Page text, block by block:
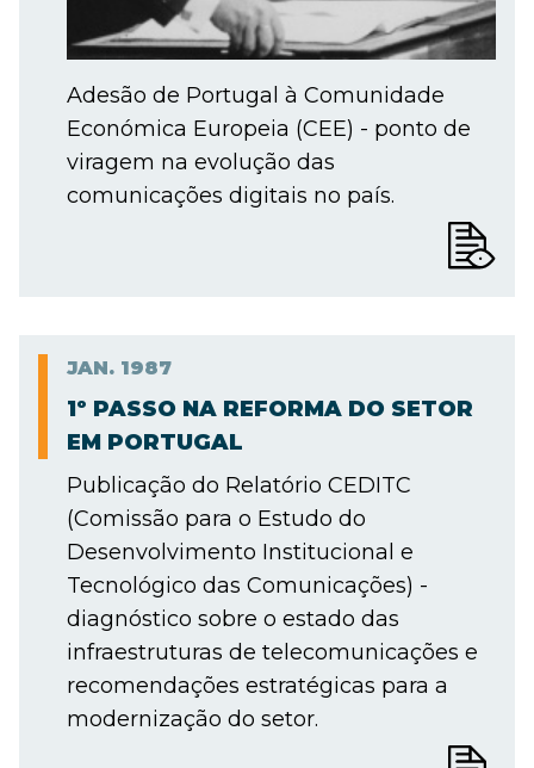
Adesão de Portugal à Comunidade
Económica Europeia (CEE) - ponto de
viragem na evolução das
comunicações digitais no país.
JAN. 1987
1º PASSO NA REFORMA DO SETOR
EM PORTUGAL
Publicação do Relatório CEDITC
(Comissão para o Estudo do
Desenvolvimento Institucional e
Tecnológico das Comunicações) -
diagnóstico sobre o estado das
infraestruturas de telecomunicações e
recomendações estratégicas para a
modernização do setor.